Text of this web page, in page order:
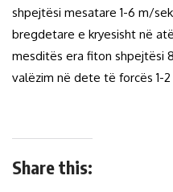
shpejtësi mesatare 1-6 m/
bregdetare e kryesisht në
mesditës era fiton shpejtësi
valëzim në dete të forcës 1-
Share this: